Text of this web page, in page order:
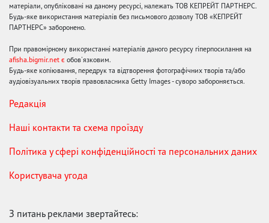
матеріали, опубліковані на даному ресурсі, належать ТОВ КЕПРЕЙТ ПАРТНЕРС.
Будь-яке використання матеріалів без письмового дозволу ТОВ «КЕПРЕЙТ
ПАРТНЕРС» заборонено.
При правомірному використанні матеріалів даного ресурсу гіперпосилання на
afisha.bigmir.net є обов'язковим.
Будь-яке копіювання, передрук та відтворення фотографічних творів та/або
аудіовізуальних творів правовласника Getty Images - суворо забороняється.
Редакція
Наші контакти та схема проїзду
Політика у сфері конфіденційності та персональних даних
Користувача угода
З питань реклами звертайтесь: